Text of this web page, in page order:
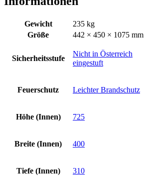
Gewicht
235 kg
Größe
442 × 450 × 1075 mm
Sicherheitsstufe
Nicht in Österreich
eingestuft
Feuerschutz Leichter Brandschutz
Höhe (Innen) 725
Breite (Innen) 400
Tiefe (Innen) 310